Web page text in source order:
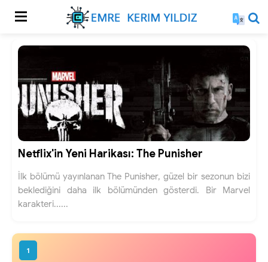
Netflix'in Yeni Harikası: The Punisher
İlk bölümü yayınlanan The Punisher, güzel bir sezonun bizi
beklediğini daha ilk bölümünden gösterdi. Bir Marvel
karakteri......
1